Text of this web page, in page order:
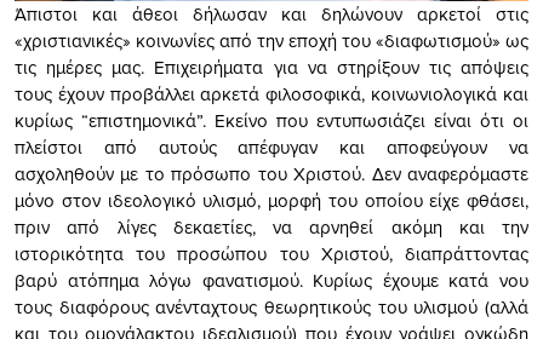
Άπιστοι και άθεοι δήλωσαν και δηλώνουν αρκετοί στις
«χριστιανικές» κοινωνίες από την εποχή του «διαφωτισμού» ως
τις ημέρες μας. Επιχειρήματα για να στηρίξουν τις απόψεις
τους έχουν προβάλλει αρκετά φιλοσοφικά, κοινωνιολογικά και
κυρίως “επιστημονικά”. Εκείνο που εντυπωσιάζει είναι ότι οι
πλείστοι από αυτούς απέφυγαν και αποφεύγουν να
ασχοληθούν με το πρόσωπο του Χριστού. Δεν αναφερόμαστε
μόνο στον ιδεολογικό υλισμό, μορφή του οποίου είχε φθάσει,
πριν από λίγες δεκαετίες, να αρνηθεί ακόμη και την
ιστορικότητα του προσώπου του Χριστού, διαπράττοντας
βαρύ ατόπημα λόγω φανατισμού. Κυρίως έχουμε κατά νου
τους διαφόρους ανένταχτους θεωρητικούς του υλισμού (αλλά